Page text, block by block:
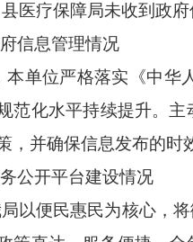
医疗保障局未收到 政府
信息管理情况
本单位严格落实《中华
范化水平持续提升。
，并确保信息发布的时
公开平台建设情况
以便民惠民为核心，